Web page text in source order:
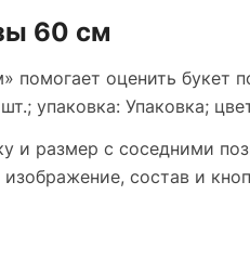
60 см
помогает оценить букет
упаковка: Упаковка;
и размер с соседними
состав и